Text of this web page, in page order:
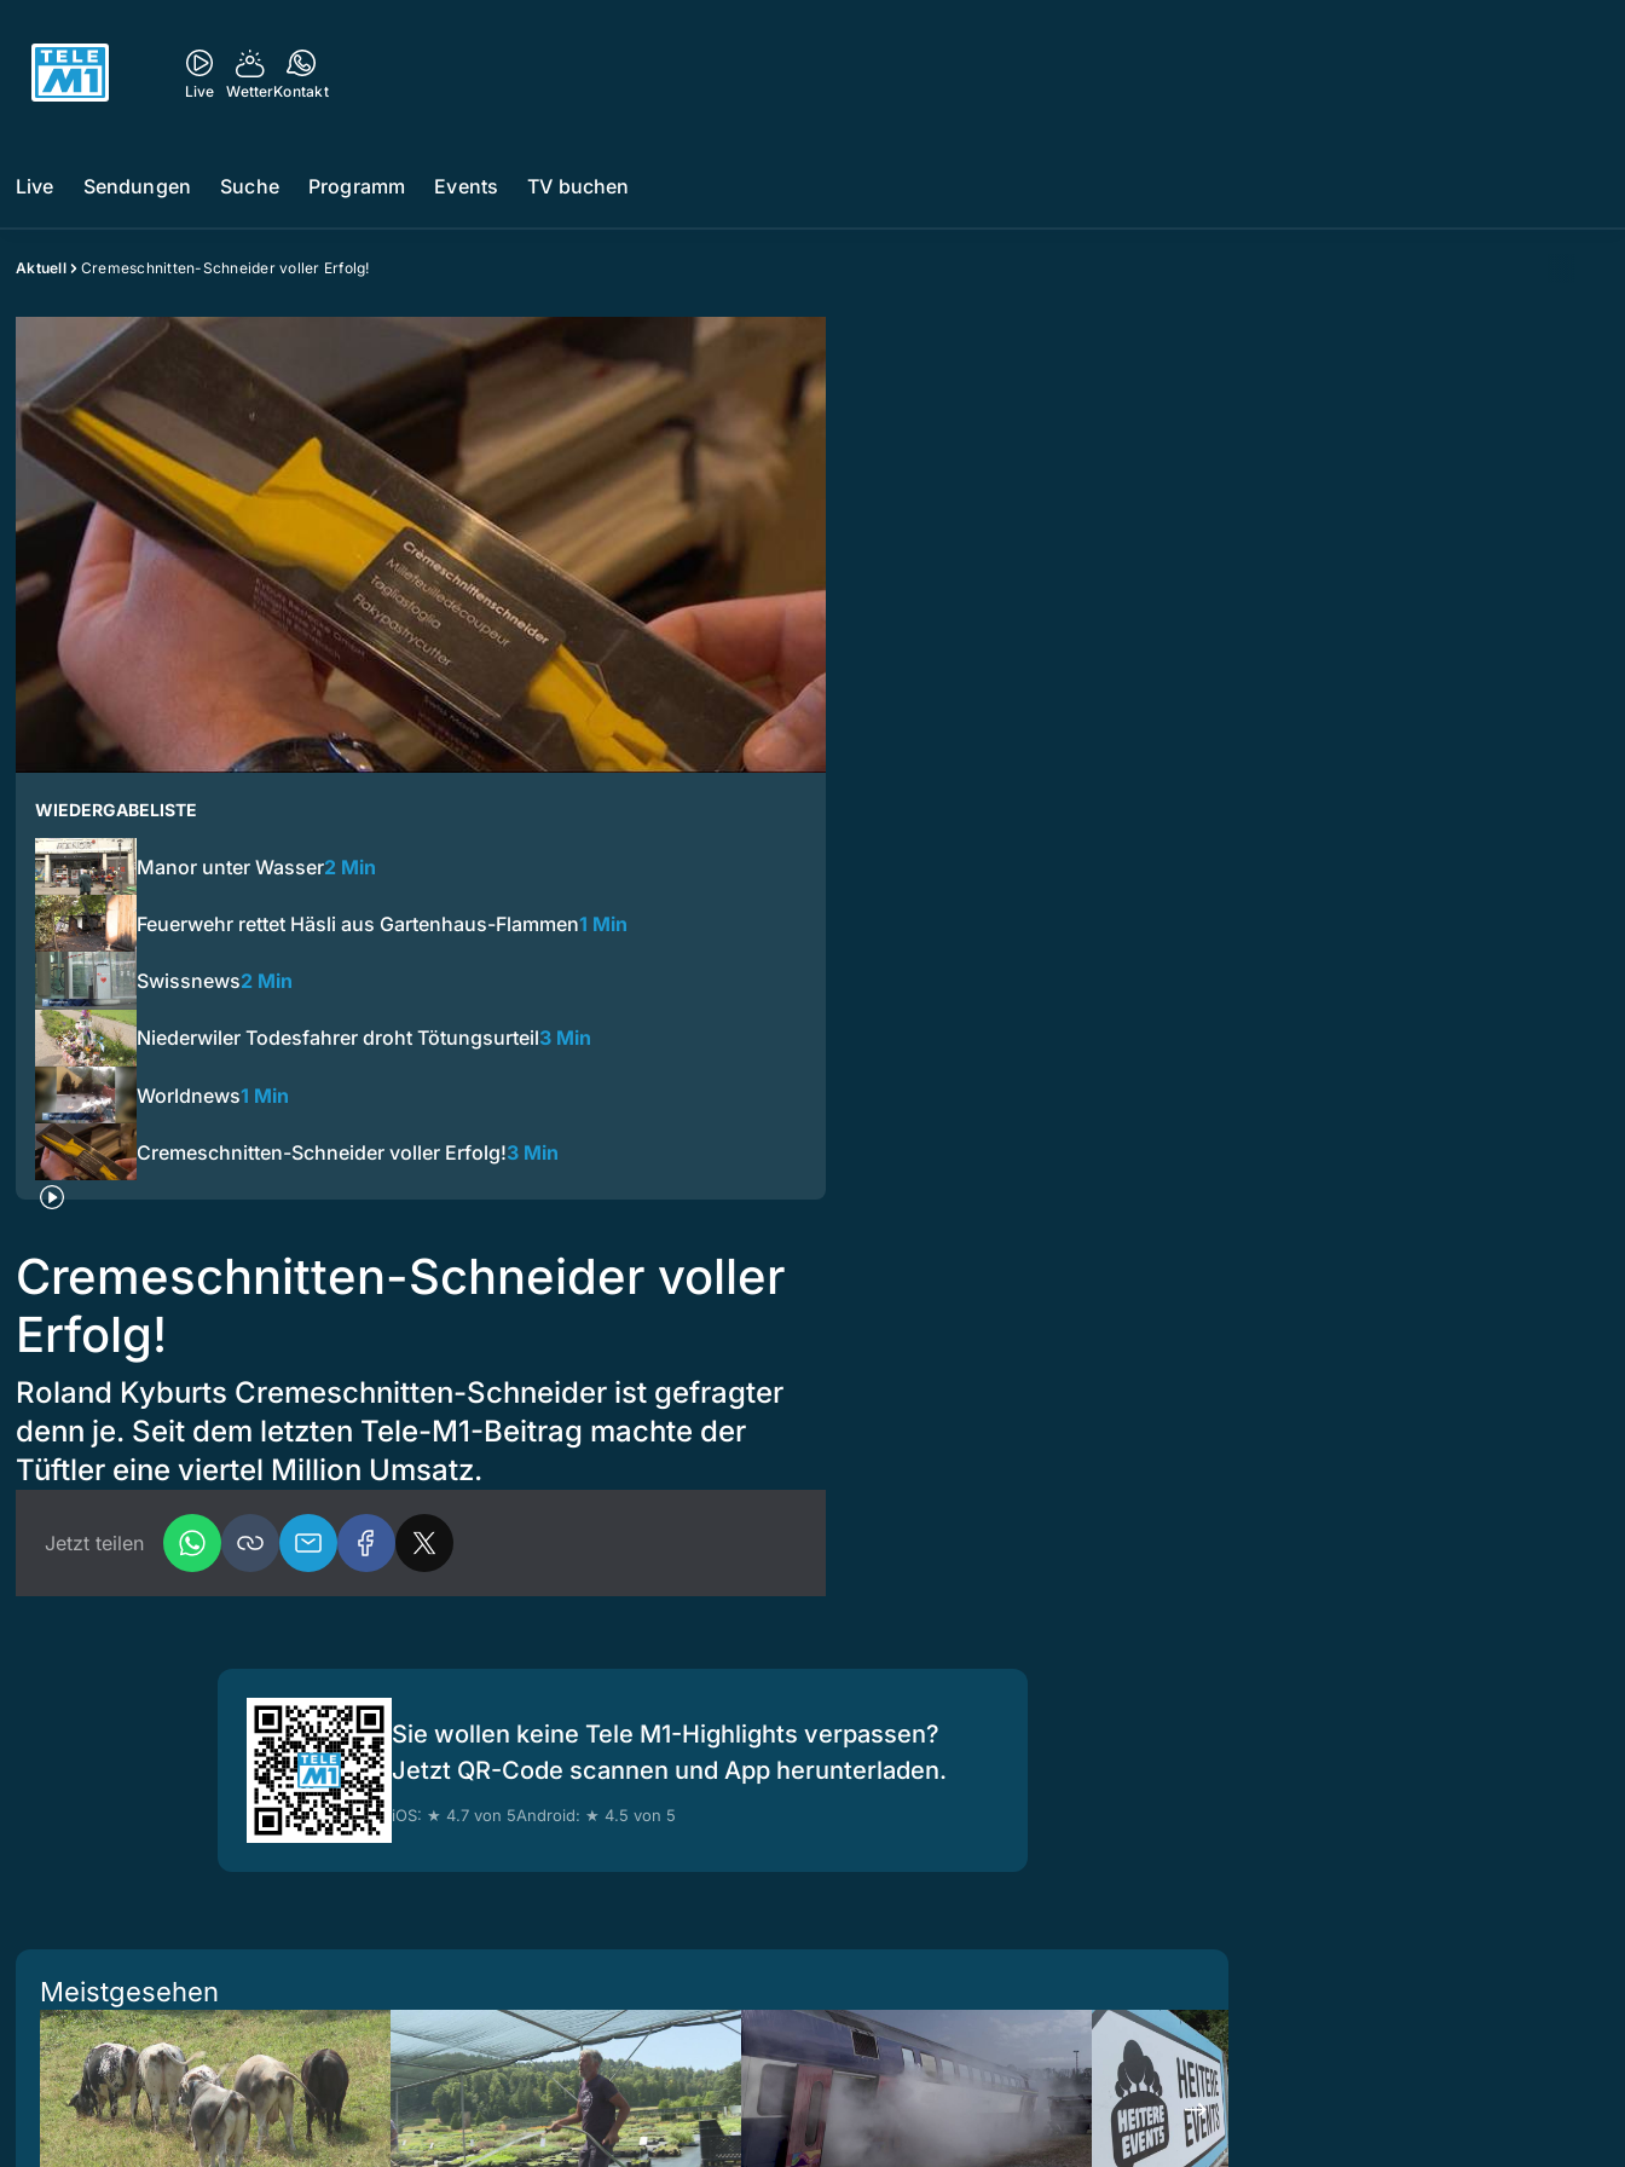
Live WetterKontakt
Live Sendungen Suche Programm Events TV buchen
Aktuell Cremeschnitten-Schneider voller Erfolg!
WIEDERGABELISTE
Manor unter Wasser2 Min
Feuerwehr rettet Häsli aus Gartenhaus-Flammen1 Min
Swissnews2 Min
Niederwiler Todesfahrer droht Tötungsurteil3 Min
Worldnews1 Min
Cremeschnitten-Schneider voller Erfolg!3 Min
Cremeschnitten-Schneider voller
Erfolg!
Roland Kyburts Cremeschnitten-Schneider ist gefragter
denn je. Seit dem letzten Tele-M1-Beitrag machte der
Tüftler eine viertel Million Umsatz.
Jetzt teilen
Sie wollen keine Tele M1-Highlights verpassen?
Jetzt QR-Code scannen und App herunterladen.
iOS: ★ 4.7 von 5Android: ★ 4.5 von 5
Meistgesehen